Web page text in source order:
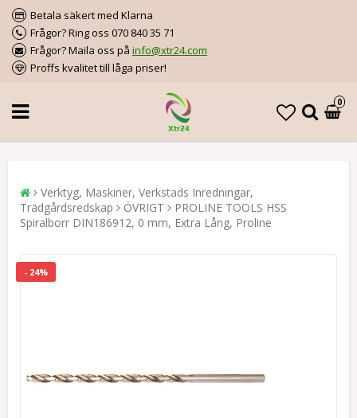
Betala säkert med Klarna
Frågor? Ring oss 070 840 35 71
Frågor? Maila oss på info@xtr24.com
Proffs kvalitet till låga priser!
0
Verktyg, Maskiner, Verkstads Inredningar,
Trädgårdsredskap
ÖVRIGT
PROLINE TOOLS HSS
Spiralborr DIN186912, 0 mm, Extra Lång, Proline
- 24%